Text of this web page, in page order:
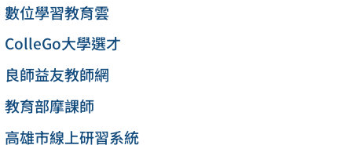
數位學習教育雲
ColleGo大學選才
良師益友教師網
教育部摩課師
高雄市線上研習系統